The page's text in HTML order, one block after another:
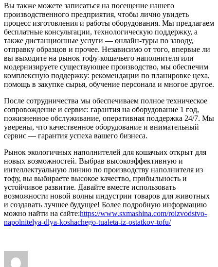
Вы также можете записаться на посещение нашего
производственного предприятия, чтобы лично увидеть
процесс изготовления и работы оборудования. Мы предлагаем
бесплатные консультации, технологическую поддержку, а
также дистанционные услуги — онлайн-туры по заводу,
отправку образцов и прочее. Независимо от того, впервые ли
вы выходите на рынок тофу-кошачьего наполнителя или
модернизируете существующее производство, мы обеспечим
комплексную поддержку: рекомендации по планировке цеха,
помощь в закупке сырья, обучение персонала и многое другое.
После сотрудничества мы обеспечиваем полное техническое
сопровождение и сервис: гарантия на оборудование 1 год,
пожизненное обслуживание, оперативная поддержка 24/7. Мы
уверены, что качественное оборудование и внимательный
сервис — гарантия успеха вашего бизнеса.
Рынок экологичных наполнителей для кошачьих открыт для
новых возможностей. Выбрав высокоэффективную и
интеллектуальную линию по производству наполнителя из
тофу, вы выбираете высокое качество, прибыльность и
устойчивое развитие. Давайте вместе использовать
возможности новой волны индустрии товаров для животных
и создавать лучшее будущее! Более подробную информацию
можно найти на сайте:https://www.sxmashina.com/roizvodstvo-
napolnitelya-dlya-koshachego-tualeta-iz-ostatkov-tofu/